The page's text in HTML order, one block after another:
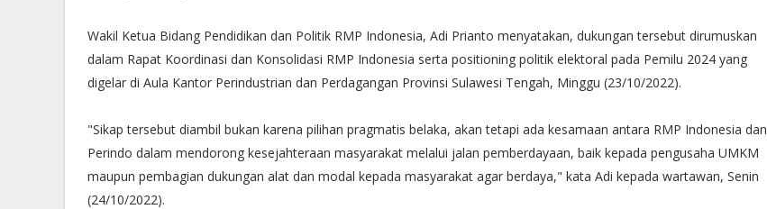
Wakil Ketua Bidang Pendidikan dan Politik RMP Indonesia, Adi Prianto menyatakan, dukungan tersebut dirumuskan
dalam Rapat Koordinasi dan Konsolidasi RMP Indonesia serta positioning politik elektoral pada Pemilu 2024 yang
digelar di Aula Kantor Perindustrian dan Perdagangan Provinsi Sulawesi Tengah, Minggu (23/10/2022).
"Sikap tersebut diambil bukan karena pilihan pragmatis belaka, akan tetapi ada kesamaan antara RMP Indonesia dan
Perindo dalam mendorong kesejahteraan masyarakat melalui jalan pemberdayaan, baik kepada pengusaha UMKM
maupun pembagian dukungan alat dan modal kepada masyarakat agar berdaya," kata Adi kepada wartawan, Senin
(24/10/2022).